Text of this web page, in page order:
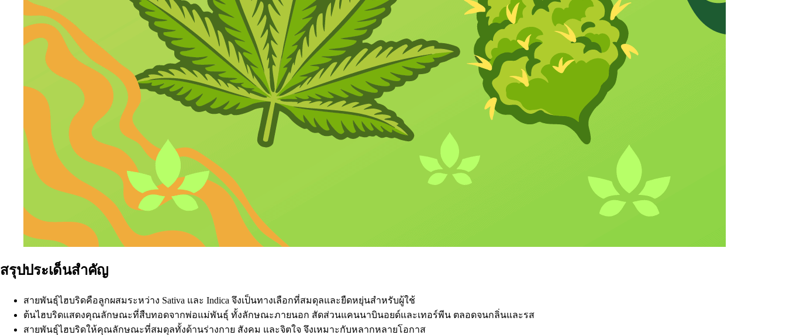
สรุปประเด็นสำคัญ
สายพันธุ์ไฮบริดคือลูกผสมระหว่าง Sativa และ Indica จึงเป็นทางเลือกที่สมดุลและยืดหยุ่นสำหรับผู้ใช้
ต้นไฮบริดแสดงคุณลักษณะที่สืบทอดจากพ่อแม่พันธุ์ ทั้งลักษณะภายนอก สัดส่วนแคนนาบินอยด์และเทอร์พีน ตลอดจนกลิ่นและรส
สายพันธุ์ไฮบริดให้คุณลักษณะที่สมดุลทั้งด้านร่างกาย สังคม และจิตใจ จึงเหมาะกับหลากหลายโอกาส